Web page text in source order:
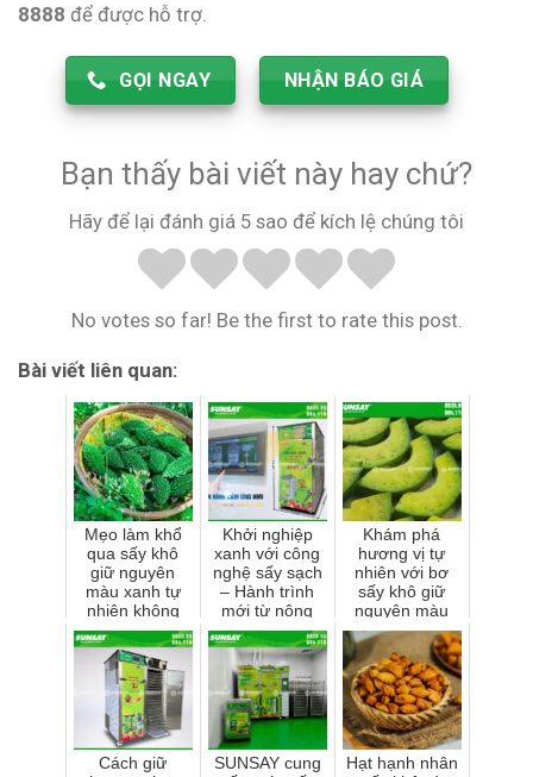
8888 để được hỗ trợ.
GỌI NGAY NHẬN BÁO GIÁ
Bạn thấy bài viết này hay chứ?
Hãy để lại đánh giá 5 sao để kích lệ chúng tôi
No votes so far! Be the first to rate this post.
Bài viết liên quan:
Mẹo làm khổ
qua sấy khô
giữ nguyên
màu xanh tự
nhiên không
phai màu sắc
Khởi nghiệp
xanh với công
nghệ sấy sạch
– Hành trình
mới từ nông
sản đến thị
trường cao cấp
Khám phá
hương vị tự
nhiên với bơ
sấy khô giữ
nguyên màu
sắc
Cách giữ
SUNSAY cung
Hạt hạnh nhân